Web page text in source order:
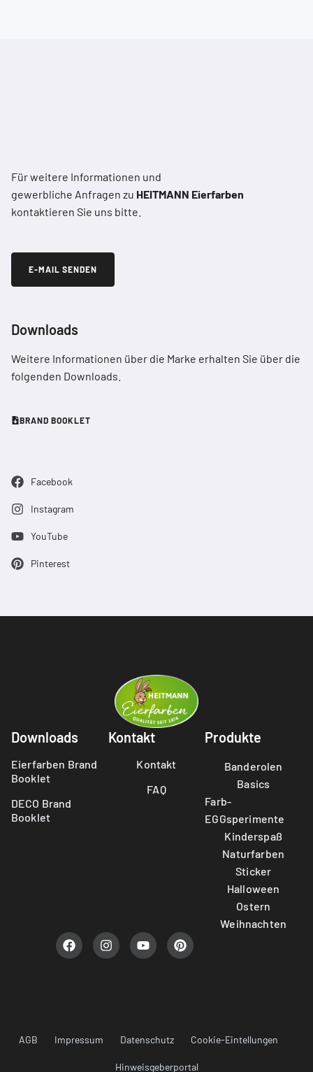
Für weitere Informationen und
gewerbliche Anfragen zu HEITMANN Eierfarben
kontaktieren Sie uns bitte.
E-MAIL SENDEN
Downloads
Weitere Informationen über die Marke erhalten Sie über die
folgenden Downloads.
BRAND BOOKLET
Facebook
Instagram
YouTube
Pinterest
Downloads
Eierfarben Brand
Booklet
DECO Brand
Booklet
Kontakt
Kontakt
FAQ
Produkte
Banderolen
Basics
Farb-
EGGsperimente
Kinderspaß
Naturfarben
Sticker
Halloween
Ostern
Weihnachten
AGB Impressum Datenschutz Cookie-Eintellungen
Hinweisgeberportal